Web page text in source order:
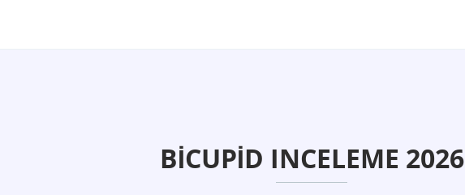
BICUPID INCELEME 2026